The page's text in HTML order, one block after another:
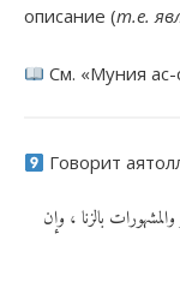
описание (т.е.
См. «Муния ас-
Говорит
بالزنا ، وإن